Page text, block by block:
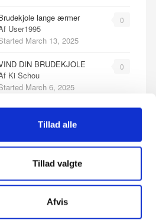
Tillad alle
Tillad valgte
Afvis
0
lange ærmer
User1995
March 13, 2025
0
DIN BRUDEKJOLE
Ki Schou
March 6, 2025
DIN BRUDEKJOLE
Ki Schou
Svigtet af veninde
User1995
January 5, 2025